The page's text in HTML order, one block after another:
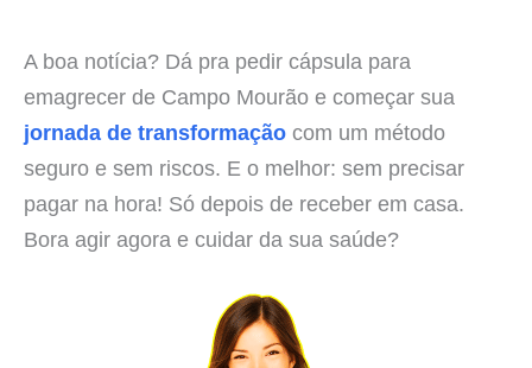
A boa notícia? Dá pra pedir cápsula para
emagrecer de Campo Mourão e começar sua
jornada de transformação com um método
seguro e sem riscos. E o melhor: sem precisar
pagar na hora! Só depois de receber em casa.
Bora agir agora e cuidar da sua saúde?